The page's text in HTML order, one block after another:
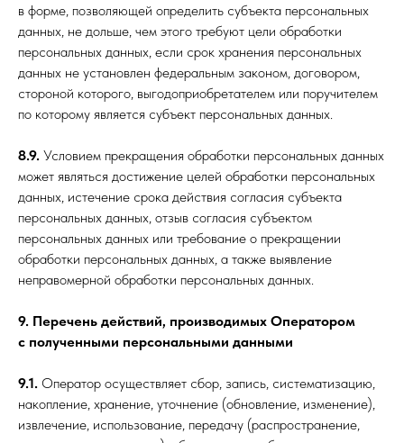
в форме, позволяющей определить субъекта персональных
данных, не дольше, чем этого требуют цели обработки
персональных данных, если срок хранения персональных
данных не установлен федеральным законом, договором,
стороной которого, выгодоприобретателем или поручителем
по которому является субъект персональных данных.
8.9. Условием прекращения обработки персональных данных
может являться достижение целей обработки персональных
данных, истечение срока действия согласия субъекта
персональных данных, отзыв согласия субъектом
персональных данных или требование о прекращении
обработки персональных данных, а также выявление
неправомерной обработки персональных данных.
9. Перечень действий, производимых Оператором
с полученными персональными данными
9.1. Оператор осуществляет сбор, запись, систематизацию,
накопление, хранение, уточнение (обновление, изменение),
извлечение, использование, передачу (распространение,